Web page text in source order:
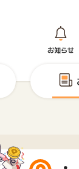
お知らせ